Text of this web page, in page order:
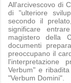
All'arcivescovo di
di "ulteriore
secondo il
significare
magistero della
documenti
preoccupano il
l'interpretazione
Verbum" e
"Verbum Domini".